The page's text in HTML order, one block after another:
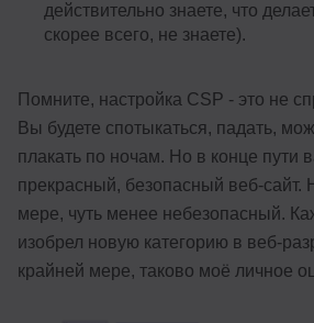
действительно знаете, что
скорее всего, не знаете).
Помните, настройка CSP - это не
Вы будете спотыкаться, падать,
плакать по ночам. Но в конце пути
прекрасный, безопасный веб-сайт.
мере, чуть менее небезопасный.
изобрел новую категорию в веб-
крайней мере, таково моё личное